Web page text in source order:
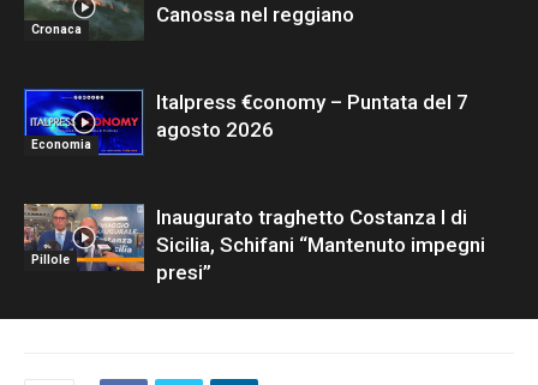
Cronaca
Canossa nel reggiano
Economia
Italpress €conomy – Puntata del 7
agosto 2026
Pillole
Inaugurato traghetto Costanza I di
Sicilia, Schifani “Mantenuto impegni
presi”